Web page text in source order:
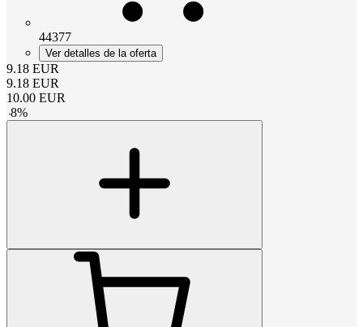
44377
Ver detalles de la oferta
9.18 EUR
9.18 EUR
10.00 EUR
-8%